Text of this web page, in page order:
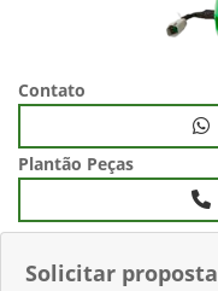
Solicitar proposta
Contato
Plantão Peças